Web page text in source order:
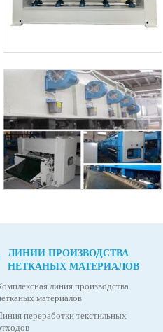
ЛИНИИ ПРОИЗВОДСТВА
НЕТКАНЫХ МАТЕРИАЛОВ
линия производства
материалов
переработки текстильных